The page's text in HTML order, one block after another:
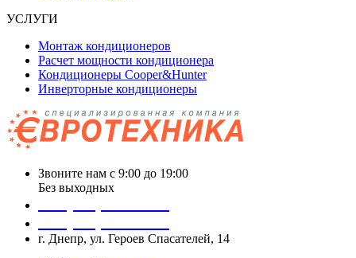
УСЛУГИ
Монтаж кондиционеров
Расчет мощности кондиционера
Кондиционеры Cooper&Hunter
Инверторные кондиционеры
Звоните нам с 9:00 до 19:00
Без выходных
г. Днепр, ул. Героев Спасателей, 14